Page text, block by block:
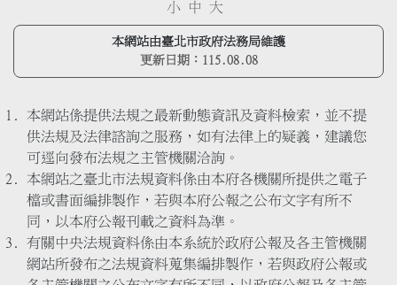
小 中 大
本網站由臺北市政府法務局維護
更新日期： 115.08.08
本網站係提供法規之最新動態資訊及資料檢索，並不提
供法規及法律諮詢之服務，如有法律上的疑義，建議您
可逕向發布法規之主管機關洽詢。
本網站之臺北市法規資料係由本府各機關所提供之電子
檔或書面編排製作，若與本府公報之公布文字有所不
同，以本府公報刊載之資料為準。
有關中央法規資料係由本系統於政府公報及各主管機關
網站所發布之法規資料蒐集編排製作，若與政府公報或